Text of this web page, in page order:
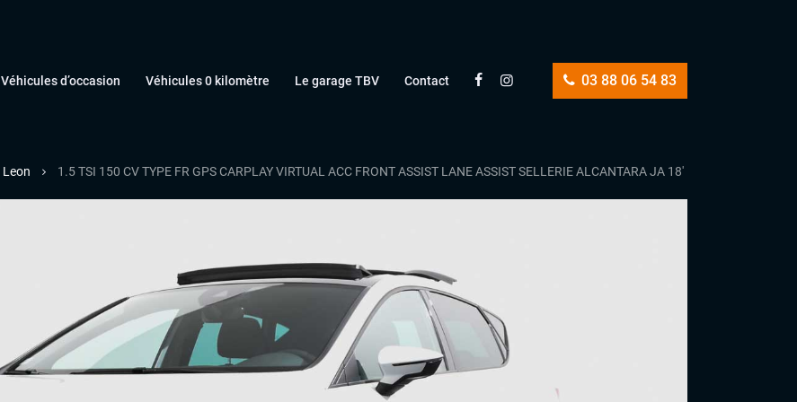
03 88 06 54 83
Véhicules d’occasion Véhicules 0 kilomètre Le garage TBV Contact
Leon 1.5 TSI 150 CV TYPE FR GPS CARPLAY VIRTUAL ACC FRONT ASSIST LANE ASSIST SELLERIE ALCANTARA JA 18′